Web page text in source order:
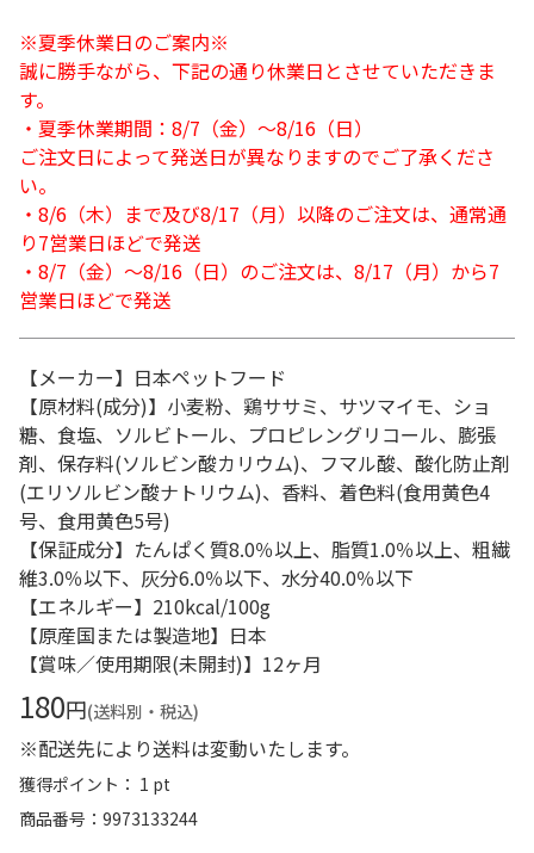
※夏季休業日のご案内※
誠に勝手ながら、下記の通り休業日とさせていただきま
す。
・夏季休業期間：8/7（金）～8/16（日）
ご注文日によって発送日が異なりますのでご了承くださ
い。
・8/6（木）まで及び8/17（月）以降のご注文は、通常通
り7営業日ほどで発送
・8/7（金）～8/16（日）のご注文は、8/17（月）から7
営業日ほどで発送
【メーカー】日本ペットフード
【原材料(成分)】小麦粉、鶏ササミ、サツマイモ、ショ
糖、食塩、ソルビトール、プロピレングリコール、膨張
剤、保存料(ソルビン酸カリウム)、フマル酸、酸化防止剤
(エリソルビン酸ナトリウム)、香料、着色料(食用黄色4
号、食用黄色5号)
【保証成分】たんぱく質8.0％以上、脂質1.0％以上、粗繊
維3.0％以下、灰分6.0％以下、水分40.0％以下
【エネルギー】210kcal/100g
【原産国または製造地】日本
【賞味／使用期限(未開封)】12ヶ月
180円(送料別・税込)
※配送先により送料は変動いたします。
獲得ポイント： 1 pt
商品番号
9973133244